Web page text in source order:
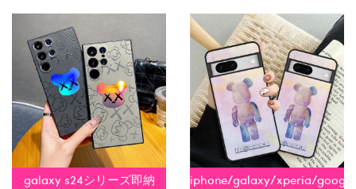
galaxy s24シリーズ即納
iphone/galaxy/xperia/google